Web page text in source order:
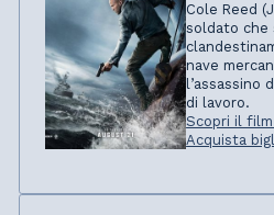
Cole Reed
soldato che
nave
l’assassino
di lavoro.
Scopri il film
Acquista